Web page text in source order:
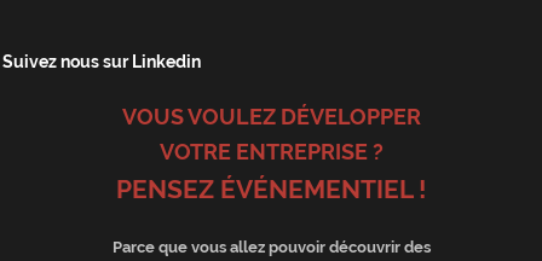
Suivez nous sur Linkedin
VOUS VOULEZ DÉVELOPPER
VOTRE ENTREPRISE ?
PENSEZ ÉVÉNEMENTIEL !
Parce que vous allez pouvoir découvrir des